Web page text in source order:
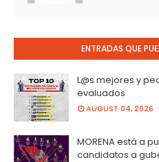
ENTRADAS QUE
L@s mejores y
evaluados
AUGUST 04, 2026
MORENA está a
candidatos a